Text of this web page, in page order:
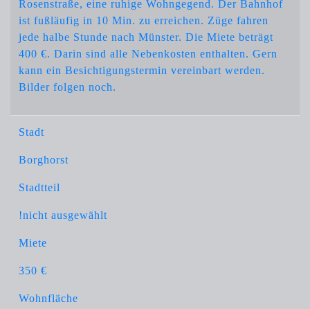
Rosenstraße, eine ruhige Wohngegend. Der Bahnhof
ist fußläufig in 10 Min. zu erreichen. Züge fahren
jede halbe Stunde nach Münster. Die Miete beträgt
400 €. Darin sind alle Nebenkosten enthalten. Gern
kann ein Besichtigungstermin vereinbart werden.
Bilder folgen noch.
Stadt
Borghorst
Stadtteil
!nicht ausgewählt
Miete
350 €
Wohnfläche